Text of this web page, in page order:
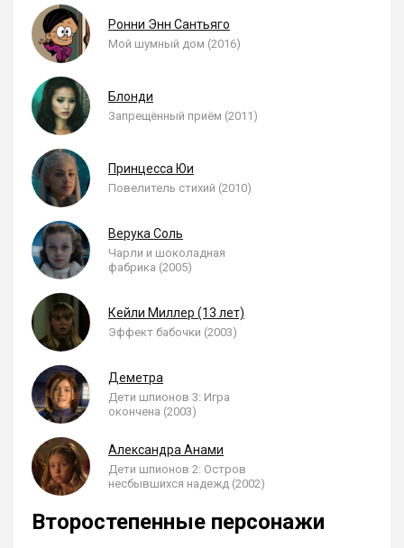
Ронни Энн Сантьяго
Мой шумный дом (2016)
Блонди
Запрещённый приём (2011)
Принцесса Юи
Повелитель стихий (2010)
Верука Соль
Чарли и шоколадная
фабрика (2005)
Кейли Миллер (13 лет)
Эффект бабочки (2003)
Деметра
Дети шпионов 3: Игра
окончена (2003)
Александра Анами
Дети шпионов 2: Остров
несбывшихся надежд (2002)
Второстепенные персонажи